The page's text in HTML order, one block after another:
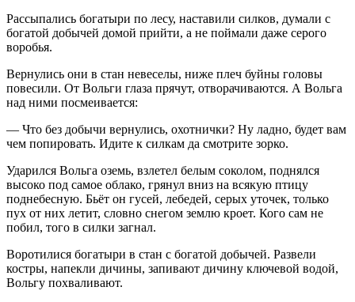
Рассыпались богатыри по лесу, наставили силков, думали с
богатой добычей домой прийти, а не поймали даже серого
воробья.
Вернулись они в стан невеселы, ниже плеч буйны головы
повесили. От Вольги глаза прячут, отворачиваются. А Вольга
над ними посмеивается:
— Что без добычи вернулись, охотнички? Ну ладно, будет вам
чем попировать. Идите к силкам да смотрите зорко.
Ударился Вольга оземь, взлетел белым соколом, поднялся
высоко под самое облако, грянул вниз на всякую птицу
поднебесную. Бьёт он гусей, лебедей, серых уточек, только
пух от них летит, словно снегом землю кроет. Кого сам не
побил, того в силки загнал.
Воротилися богатыри в стан с богатой добычей. Развели
костры, напекли дичины, запивают дичину ключевой водой,
Вольгу похваливают.